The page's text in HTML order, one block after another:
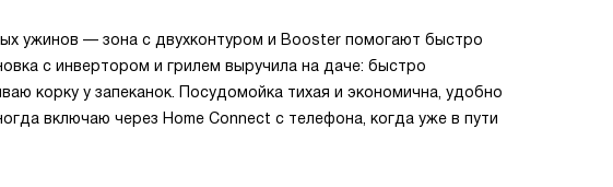
ужинов — зона с двухконтуром и Booster помогают быстро
с инвертором и грилем выручила на даче: быстро
корку у запеканок. Посудомойка тихая и экономична, удобно
включаю через Home Connect с телефона, когда уже в пути